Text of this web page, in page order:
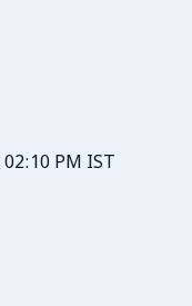
PM IST